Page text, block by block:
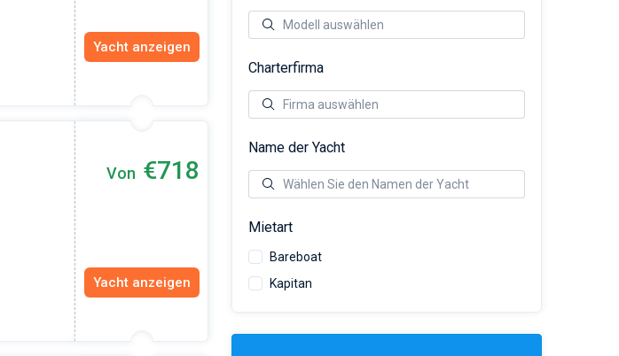
Yacht anzeigen
Von €718
Yacht anzeigen
Charterfirma
Name der Yacht
Mietart
Bareboat
Kapitan